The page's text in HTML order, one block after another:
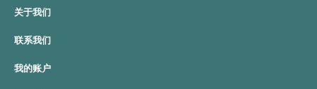
关于我们
联系我们
我的账户